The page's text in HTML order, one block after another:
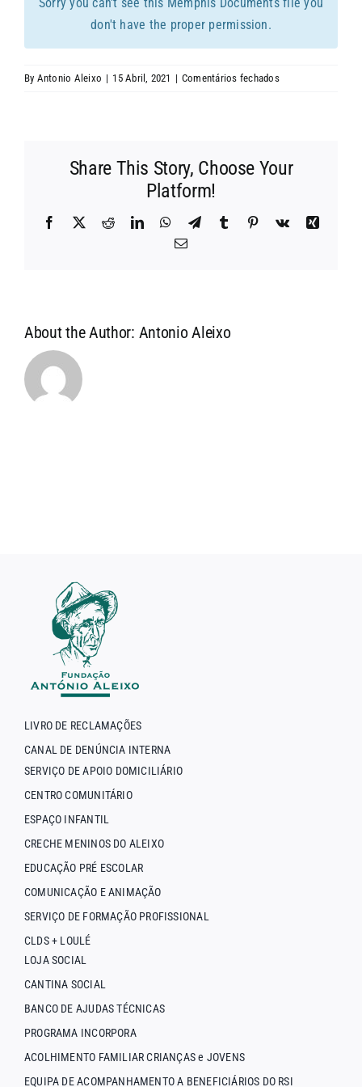
CONTACTOS
don't have the proper permission.
By Antonio Aleixo | 15 Abril, 2021 | Comentários fechadosem
Share This Story, Choose Your
Platform!
Facebook
X RedditLinkedInWhatsApp
TelegramTumblr Pinterest
Vk
Xing
Email
About the Author: Antonio Aleixo
LIVRO DE RECLAMAÇÕES
CANAL DE DENÚNCIA INTERNA
SERVIÇO DE APOIO DOMICILIÁRIO
CENTRO COMUNITÁRIO
ESPAÇO INFANTIL
CRECHE MENINOS DO ALEIXO
EDUCAÇÃO PRÉ ESCOLAR
COMUNICAÇÃO E ANIMAÇÃO
SERVIÇO DE FORMAÇÃO PROFISSIONAL
CLDS + LOULÉ
LOJA SOCIAL
CANTINA SOCIAL
BANCO DE AJUDAS TÉCNICAS
PROGRAMA INCORPORA
ACOLHIMENTO FAMILIAR CRIANÇAS e JOVENS
EQUIPA DE ACOMPANHAMENTO A BENEFICIÁRIOS DO RSI